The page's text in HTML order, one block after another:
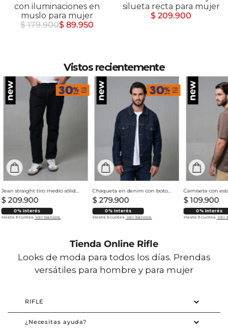
con iluminaciones en
muslo para mujer
$ 179.900$ 89.950
silueta recta para mujer
$ 209.900
Vistos recientemente
Jean straight tiro medio sólido para hombre
$ 209.900
0% Interés
Hasta 3 cuotas. Ver bancos.
Chaqueta en denim con botones para hombre
$ 279.900
0% Interés
Hasta 3 cuotas. Ver bancos.
$ 109.900
0% Interés
Hasta 3 cuotas. Ver
Tienda Online Rifle
Looks de moda para todos los días. Prendas
versátiles para hombre y para mujer
RIFLE
¿Necesitas ayuda?